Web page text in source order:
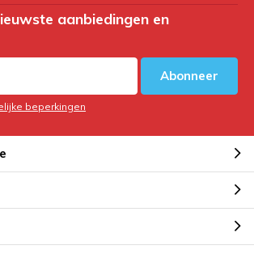
aanbiedingen en
Abonneer
beperkingen